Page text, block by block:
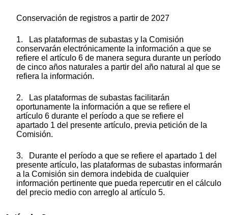
Conservación de registros a partir de 2027
1. Las plataformas de subastas y la Comisión
conservarán electrónicamente la información a que se
refiere el artículo 6 de manera segura durante un período
de cinco años naturales a partir del año natural al que se
refiera la información.
2. Las plataformas de subastas facilitarán
oportunamente la información a que se refiere el
artículo 6 durante el período a que se refiere el
apartado 1 del presente artículo, previa petición de la
Comisión.
3. Durante el período a que se refiere el apartado 1 del
presente artículo, las plataformas de subastas informarán
a la Comisión sin demora indebida de cualquier
información pertinente que pueda repercutir en el cálculo
del precio medio con arreglo al artículo 5.